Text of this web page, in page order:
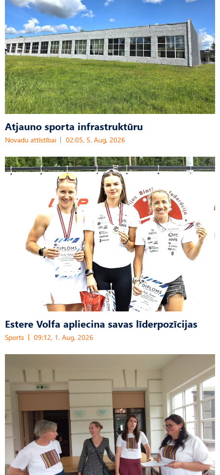
Atjauno sporta infrastruktūru
Novadu attīstībai 02:05, 5. Aug, 2026
Estere Volfa apliecina savas līderpozīcijas
Sports 09:12, 1. Aug, 2026